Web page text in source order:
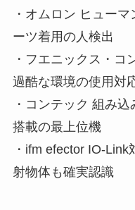
・オムロン ヒュー
ーツ着用の人検出
・フエニックス・コ
過酷な環境の使用対
・コンテック 組み
搭載の最上位機
・ifm efector IO-
射物体も確実認識